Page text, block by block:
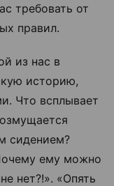
требовать от
правил.
из нас в
историю,
Что всплывает
сидением?
ему можно
нет?!». «Опять